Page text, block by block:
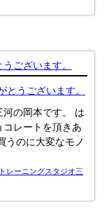
ございます。
の岡本です。 は
レートを頂きあ
うのに大変なモノ
レーニングスタジオ三